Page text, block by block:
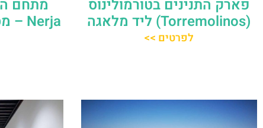
פארק התנינים בטורמולינוס
(Torremolinos) ליד מלאגה
לפרטים >>
Nerja – מסלול טיול ממלאגה